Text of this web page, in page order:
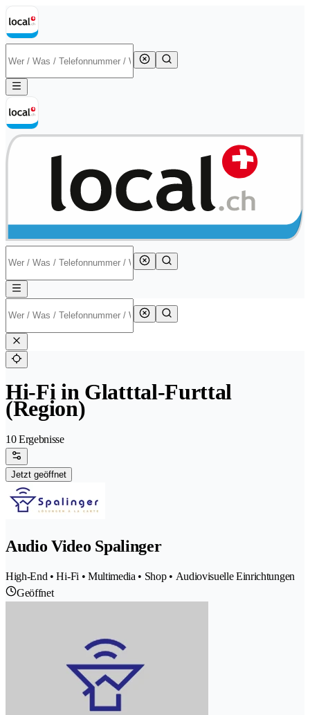
Hi-Fi in Glatttal-Furttal
(Region)
10 Ergebnisse
Jetzt geöffnet
Audio Video Spalinger
High-End • Hi-Fi • Multimedia • Shop • Audiovisuelle Einrichtungen
Geöffnet